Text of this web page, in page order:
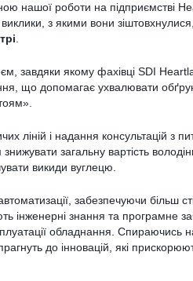
нашої роботи на підприємстві
з якими вони
завдяки якому фахівці SDI
що допомагає ухвалювати
ліній і надання консультацій з
загальну вартість
викиди вуглецю.
забезпечуючи більш
інженерні знання та програмне
обладнання. Спираючись
до інновацій, які